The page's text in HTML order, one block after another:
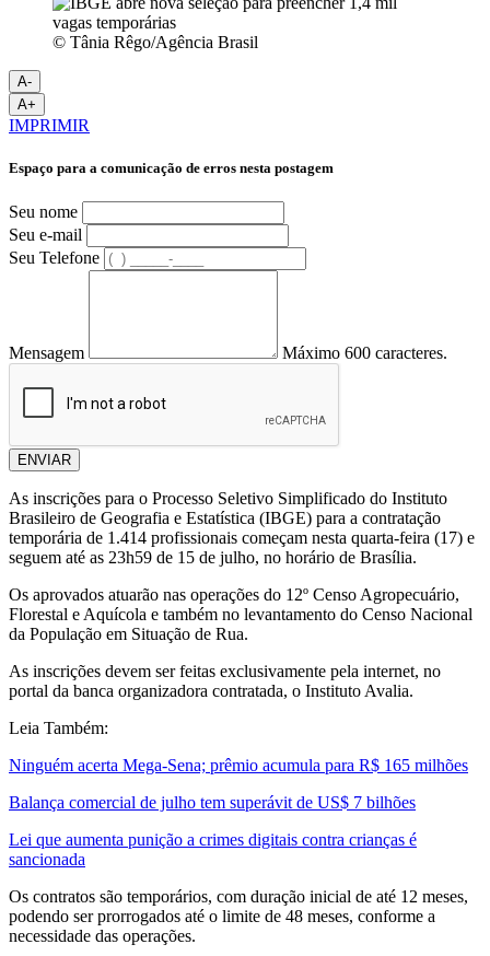
© Tânia Rêgo/Agência Brasil
A-
A+
IMPRIMIR
Espaço para a comunicação de erros nesta postagem
Seu nome
Seu e-mail
Seu Telefone
Mensagem Máximo 600 caracteres.
ENVIAR
As inscrições para o Processo Seletivo Simplificado do Instituto
Brasileiro de Geografia e Estatística (IBGE) para a contratação
temporária de 1.414 profissionais começam nesta quarta-feira (17) e
seguem até as 23h59 de 15 de julho, no horário de Brasília.
Os aprovados atuarão nas operações do 12º Censo Agropecuário,
Florestal e Aquícola e também no levantamento do Censo Nacional
da População em Situação de Rua.
As inscrições devem ser feitas exclusivamente pela internet, no
portal da banca organizadora contratada, o Instituto Avalia.
Leia Também:
Ninguém acerta Mega-Sena; prêmio acumula para R$ 165 milhões
Balança comercial de julho tem superávit de US$ 7 bilhões
Lei que aumenta punição a crimes digitais contra crianças é
sancionada
Os contratos são temporários, com duração inicial de até 12 meses,
podendo ser prorrogados até o limite de 48 meses, conforme a
necessidade das operações.